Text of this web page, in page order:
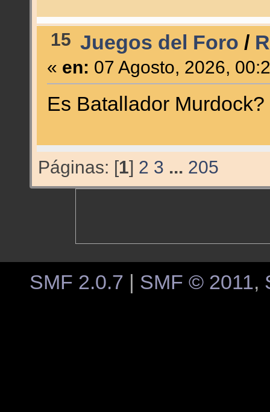
15 Juegos del Foro /
« en: 07 Agosto, 2026,
Es Batallador Murdock?
Páginas: [1] 2 3 ... 205
SMF 2.0.7 SMF © 2011,